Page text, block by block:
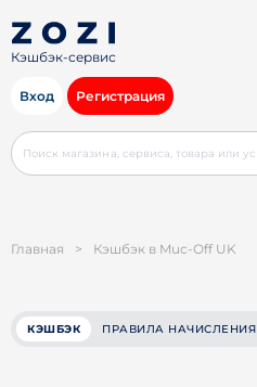
Кэшбэк-сервис
Вход Регистрация
Главная > Кэшбэк в Muc-Off UK
КЭШБЭК ПРАВИЛА НАЧИСЛЕНИЯ